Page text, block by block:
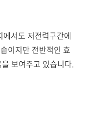
서도 저전력구간에
이지만 전반적인 효
보여주고 있습니다.